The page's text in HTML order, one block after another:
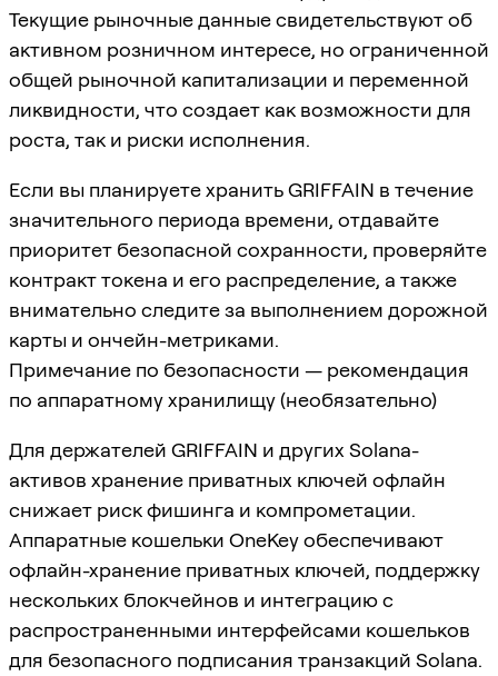
Текущие рыночные данные свидетельствуют об
активном розничном интересе, но ограниченной
общей рыночной капитализации и переменной
ликвидности, что создает как возможности для
роста, так и риски исполнения.
Если вы планируете хранить GRIFFAIN в течение
значительного периода времени, отдавайте
приоритет безопасной сохранности, проверяйте
контракт токена и его распределение, а также
внимательно следите за выполнением дорожной
карты и ончейн-метриками.
Примечание по безопасности — рекомендация
по аппаратному хранилищу (необязательно)
Для держателей GRIFFAIN и других Solana-
активов хранение приватных ключей офлайн
снижает риск фишинга и компрометации.
Аппаратные кошельки OneKey обеспечивают
офлайн-хранение приватных ключей, поддержку
нескольких блокчейнов и интеграцию с
распространенными интерфейсами кошельков
для безопасного подписания транзакций Solana.